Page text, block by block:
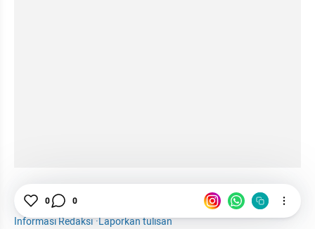
Prabowo
Informasi Redaksi·Laporkan tulisan
0 0